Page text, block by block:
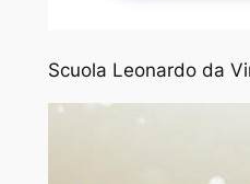
Scuola Leonardo da